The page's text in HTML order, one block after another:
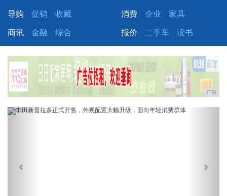
导购 促销 收藏 消费 企业 家具
商讯 金融 综合 报价 二手车 读书
广告
Previous